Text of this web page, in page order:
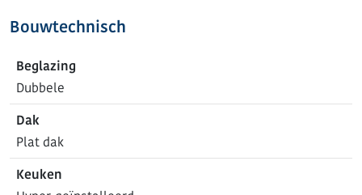
Bouwtechnisch
Beglazing
Dubbele
Dak
Plat dak
Keuken